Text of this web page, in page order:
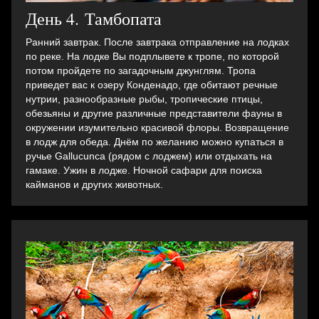
День 4. Тамбопата
Ранний завтрак. После завтрака отправление на лодках
по реке. На лодке Вы подплывете к тропе, по которой
потом пройдете по загадочным джунглям. Тропа
приведет вас к озеру Конденадо, где обитают речные
нутрии, разнообразные рыбы, тропические птицы,
обезьяны и другие различные представители фауны в
окружении изумительно красивой флоры. Возвращение
в лодж для обеда. Днём по желанию можно купаться в
ручье Gallucunca (рядом с лоджем) или отдыхать на
гамаке. Ужин в лодже. Ночной сафари для поиска
кайманов и других животных.